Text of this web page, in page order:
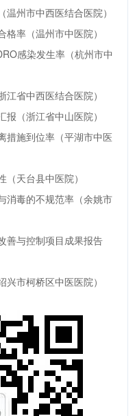
州市中西医结合医院）
率（温州市中医院）
感染发生率（杭州市中
省中西医结合医院）
（浙江省中山医院）
措施到位率（平湖市中医
天台县中医院）
消毒的不规范率（余姚市
善与控制项目成果报告
市柯桥区中医医院）